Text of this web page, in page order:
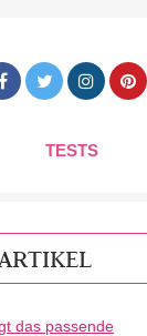
TESTS
das passende